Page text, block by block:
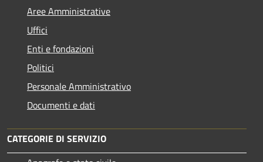
Aree Amministrative
Uffici
Enti e fondazioni
Politici
Personale Amministrativo
Documenti e dati
CATEGORIE DI SERVIZIO